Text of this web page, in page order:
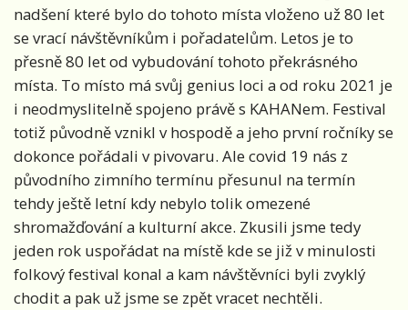
nadšení které bylo do tohoto místa vloženo už 80 let
se vrací návštěvníkům i pořadatelům. Letos je to
přesně 80 let od vybudování tohoto překrásného
místa. To místo má svůj genius loci a od roku 2021 je
i neodmyslitelně spojeno právě s KAHANem. Festival
totiž původně vznikl v hospodě a jeho první ročníky se
dokonce pořádali v pivovaru. Ale covid 19 nás z
původního zimního termínu přesunul na termín
tehdy ještě letní kdy nebylo tolik omezené
shromažďování a kulturní akce. Zkusili jsme tedy
jeden rok uspořádat na místě kde se již v minulosti
folkový festival konal a kam návštěvníci byli zvyklý
chodit a pak už jsme se zpět vracet nechtěli.